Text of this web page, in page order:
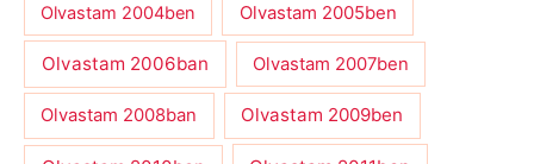
Olvastam 2004ben Olvastam 2005ben
Olvastam 2006ban Olvastam 2007ben
Olvastam 2008ban Olvastam 2009ben